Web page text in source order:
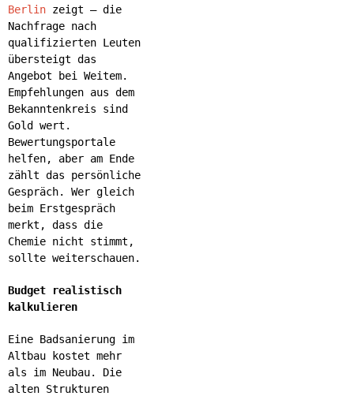
Berlin zeigt – die
Nachfrage nach
qualifizierten Leuten
übersteigt das
Angebot bei Weitem.
Empfehlungen aus dem
Bekanntenkreis sind
Gold wert.
Bewertungsportale
helfen, aber am Ende
zählt das persönliche
Gespräch. Wer gleich
beim Erstgespräch
merkt, dass die
Chemie nicht stimmt,
sollte weiterschauen.
Budget realistisch
kalkulieren
Eine Badsanierung im
Altbau kostet mehr
als im Neubau. Die
alten Strukturen